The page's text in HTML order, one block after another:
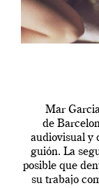
Mar
de
audiovisual y
guión. La
posible que
su trabajo